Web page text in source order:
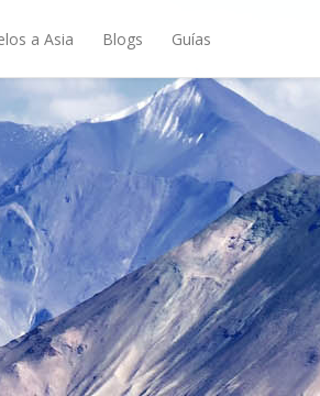
a Asia Blogs Guías